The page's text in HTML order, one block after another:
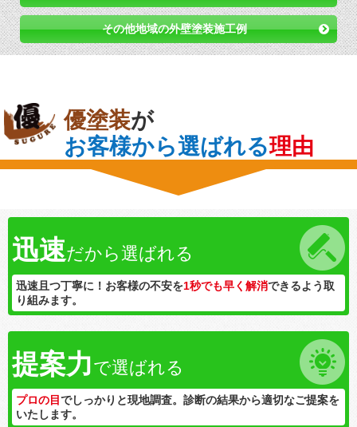
その他地域の外壁塗装施工例
優塗装が
お客様から選ばれる理由
迅速だから選ばれる
迅速且つ丁寧に！お客様の不安を1秒でも早く解消できるよう取
り組みます。
提案力で選ばれる
プロの目でしっかりと現地調査。診断の結果から適切なご提案を
いたします。